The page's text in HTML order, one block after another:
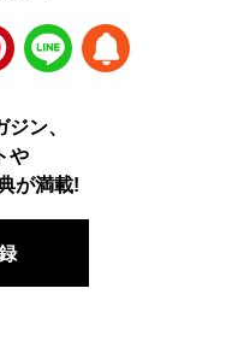
LINE
ン、
や
が満載!